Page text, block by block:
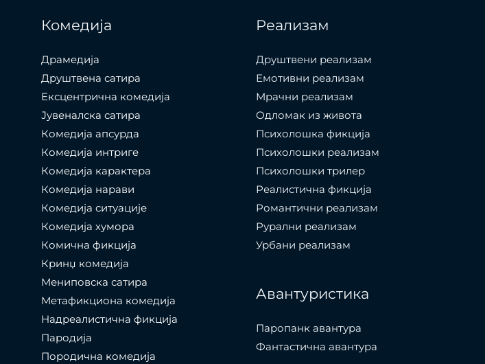
Комедија
Драмедија
Друштвена сатира
Ексцентрична комедија
Јувеналска сатира
Комедија апсурда
Комедија интриге
Комедија карактера
Комедија нарави
Комедија ситуације
Комедија хумора
Комична фикција
Кринџ комедија
Мениповска сатира
Метафикциона комедија
Надреалистична фикција
Пародија
Породична комедија
Реализам
Друштвени реализам
Емотивни реализам
Мрачни реализам
Одломак из живота
Психолошкa фикција
Психолошки реализам
Психолошки трилер
Реалистична фикција
Романтични реализам
Рурални реализам
Урбани реализам
Авантуристика
Паропанк авантура
Фантастична авантура